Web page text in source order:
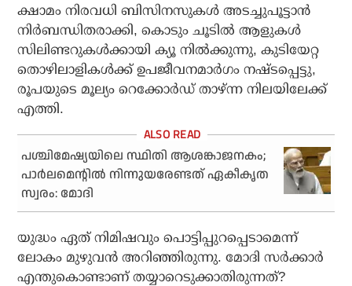
ക്ഷാമം നിരവധി ബിസിനസുകള്‍ അടച്ചുപൂട്ടാന്‍
നിര്‍ബന്ധിതരാക്കി, കൊടും ചൂടില്‍ ആളുകള്‍
സിലിണ്ടറുകള്‍ക്കായി ക്യൂ നില്‍ക്കുന്നു, കുടിയേറ്റ
തൊഴിലാളികള്‍ക്ക് ഉപജീവനമാര്‍ഗം നഷ്ടപ്പെട്ടു,
രൂപയുടെ മൂല്യം റെക്കോര്‍ഡ് താഴ്ന്ന നിലയിലേക്ക്
എത്തി.
പശ്ചിമേഷ്യയിലെ സ്ഥിതി ആശങ്കാജനകം;
പാര്‍ലമെന്റില്‍ നിന്നുയരേണ്ടത് ഏകീകൃത
സ്വരം: മോദി
യുദ്ധം ഏത് നിമിഷവും പൊട്ടിപ്പുറപ്പെടാമെന്ന്
ലോകം മുഴുവന്‍ അറിഞ്ഞിരുന്നു. മോദി സര്‍ക്കാര്‍
എന്തുകൊണ്ടാണ് തയ്യാറെടുക്കാതിരുന്നത്?